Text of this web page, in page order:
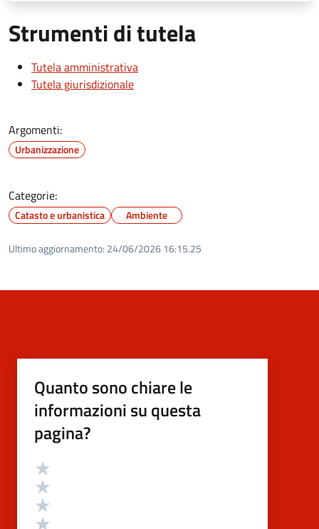
Strumenti di tutela
Tutela amministrativa
Tutela giurisdizionale
Argomenti:
Urbanizzazione
Categorie:
Catasto e urbanistica Ambiente
Ultimo aggiornamento: 24/06/2026 16:15.25
Quanto sono chiare le
informazioni su questa
pagina?
Valutazione